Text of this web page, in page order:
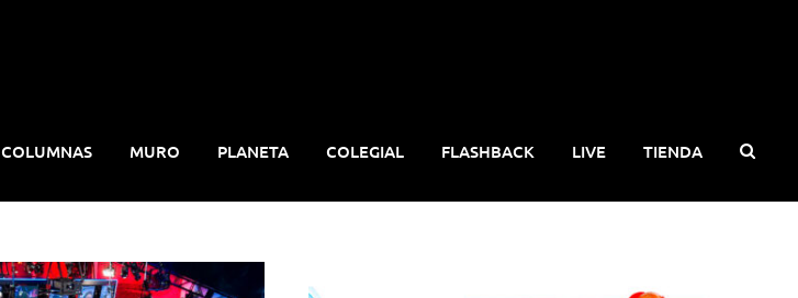
COLUMNAS MURO PLANETA COLEGIAL FLASHBACK LIVE TIENDA